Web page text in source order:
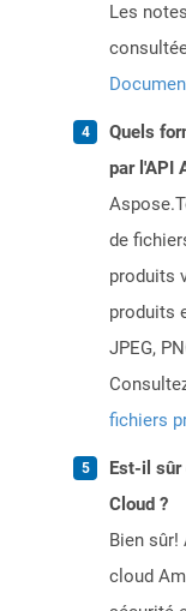
Les
Quels
par l'API
de
produits
produits
JPEG,
fichiers
Est-il sûr
Cloud ?
Bien
cloud